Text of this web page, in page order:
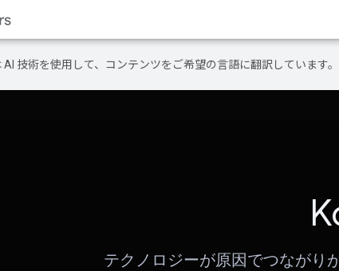
AI 技術を使用して、コンテンツをご希望の言語に翻訳しています
テクノロジーが原因でつながり